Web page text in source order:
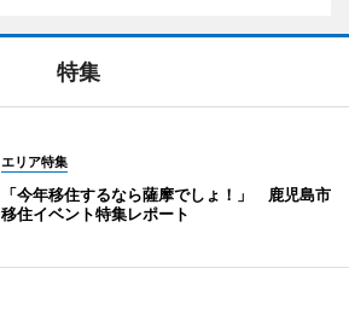
特集
エリア特集
「今年移住するなら薩摩でしょ！」 鹿児島市
移住イベント特集レポート